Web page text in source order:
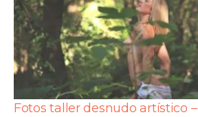
Fotos taller desnudo artístico